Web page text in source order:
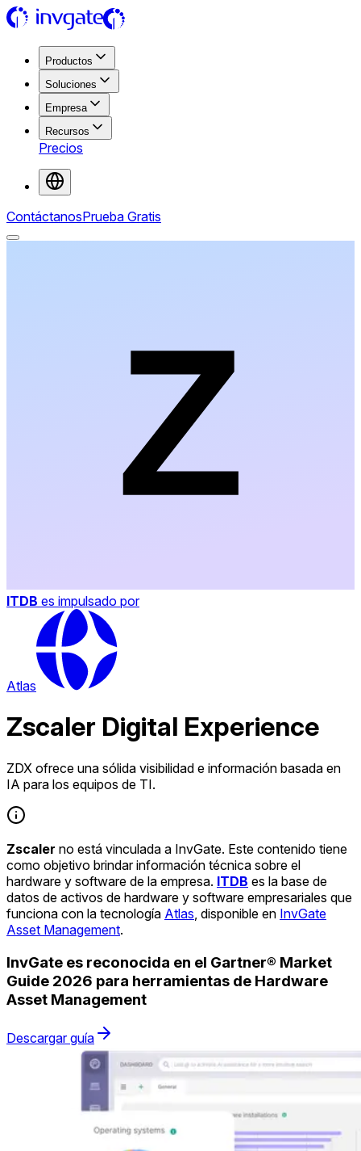
Productos
Soluciones
Empresa
Recursos
Precios
ContáctanosPrueba Gratis
ITDB es impulsado por
Atlas
Zscaler Digital Experience
ZDX ofrece una sólida visibilidad e información basada en
IA para los equipos de TI.
Zscaler no está vinculada a InvGate. Este contenido tiene
como objetivo brindar información técnica sobre el
hardware y software de la empresa. ITDB es la base de
datos de activos de hardware y software empresariales que
funciona con la tecnología Atlas , disponible en InvGate
Asset Management.
InvGate es reconocida en el Gartner® Market
Guide 2026 para herramientas de Hardware
Asset Management
Descargar guía